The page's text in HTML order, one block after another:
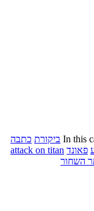
In this ביקורת כתבה
פאונד attack on titan
השחור